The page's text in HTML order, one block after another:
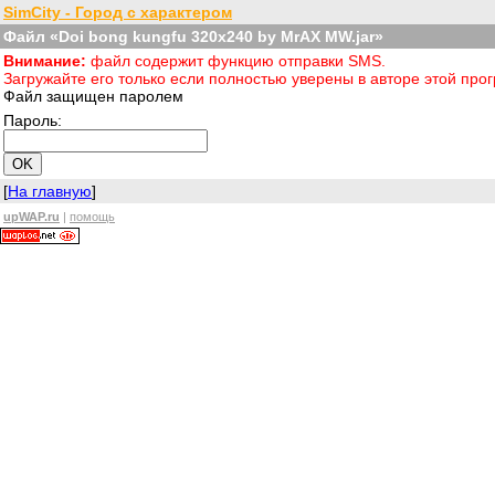
SimCity - Город с характером
Файл «Doi bong kungfu 320x240 by MrAX MW.jar»
Внимание: файл содержит функцию отправки SMS.
Загружайте его только если полностью уверены в авторе этой
Файл защищен паролем
Пароль:
[На главную]
upWAP.ru | помощь